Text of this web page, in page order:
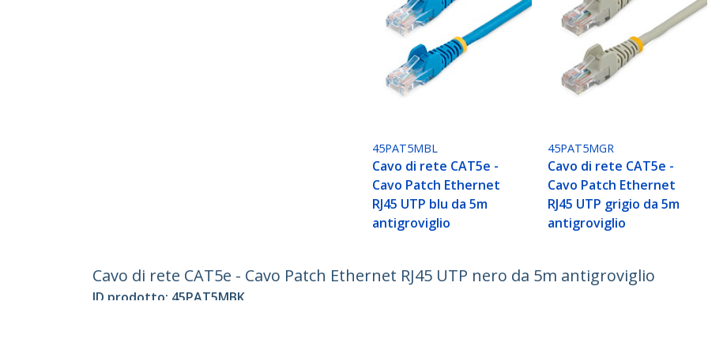
45PAT5MBL
Cavo di rete CAT5e -
Cavo Patch Ethernet
RJ45 UTP blu da 5m
antigroviglio
45PAT5MGR
Cavo di rete CAT5e -
Cavo Patch Ethernet
RJ45 UTP grigio da 5m
antigroviglio
Cavo di rete CAT5e - Cavo Patch Ethernet RJ45 UTP nero da 5m antigroviglio
ID prodotto: 45PAT5MBK